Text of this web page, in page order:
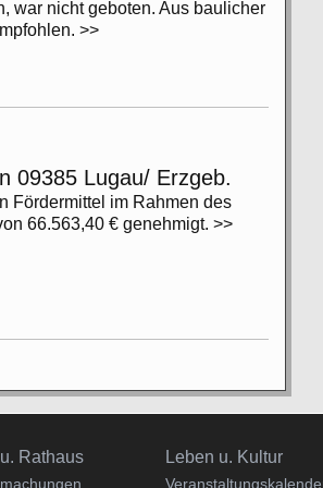
war nicht geboten. Aus baulicher
>>
09385 Lugau/ Erzgeb.
Fördermittel im Rahmen des
66.563,40 € genehmigt. >>
Rathaus
Navigation
überspringen
Leben u. Kultur